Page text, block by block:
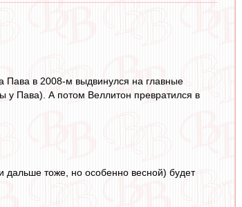
Пава в 2008-м выдвинулся на главные
у Пава). А потом Веллитон превратился в
дальше тоже, но особенно весной) будет